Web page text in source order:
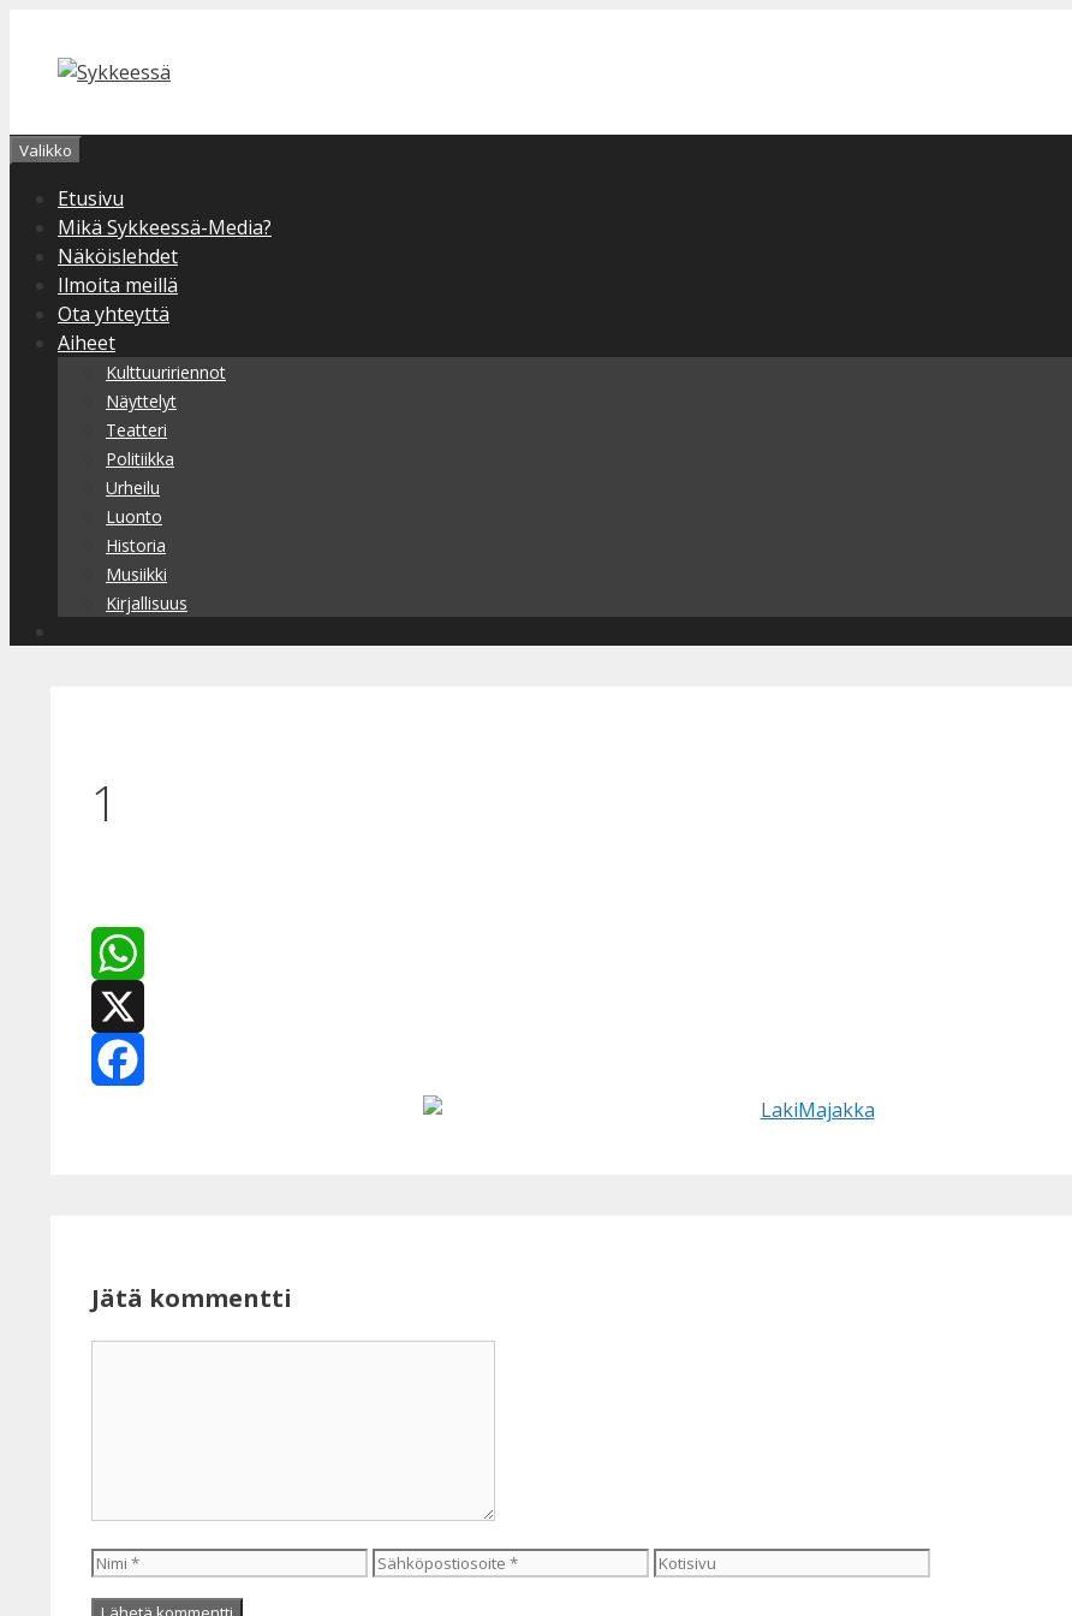
sisältöön
Valikko
Etusivu
Mikä Sykkeessä-Media?
Näköislehdet
Ilmoita meillä
Ota yhteyttä
Aiheet
Kulttuuririennot
Näyttelyt
Teatteri
Politiikka
Urheilu
Luonto
Historia
Musiikki
Kirjallisuus
1
WhatsApp
X
Jätä kommentti
Nimi Sähköpostiosoite Kotisivu